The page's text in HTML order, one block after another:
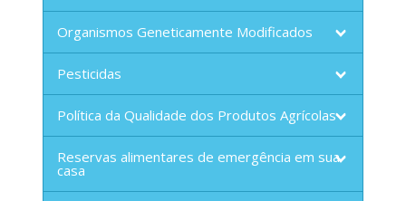
Organismos Geneticamente Modificados
Pesticidas
Política da Qualidade dos Produtos Agrícolas
Reservas alimentares de emergência em sua
casa